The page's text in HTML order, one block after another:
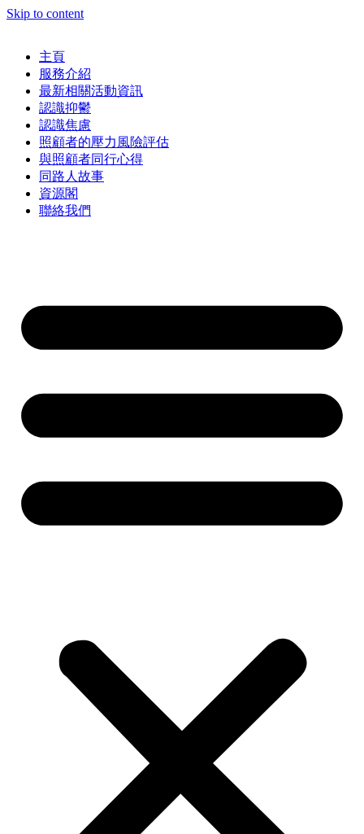
Skip to content
主頁
服務介紹
最新相關活動資訊
認識抑鬱
認識焦慮
照顧者的壓力風險評估
與照顧者同行心得
同路人故事
資源閣
聯絡我們